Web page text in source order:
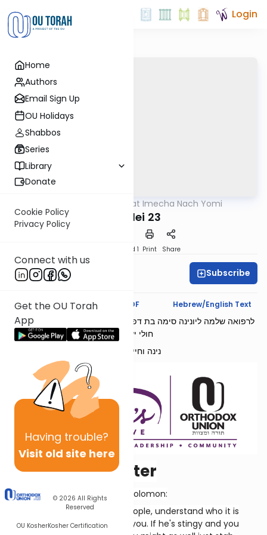
Home
Authors
Email Sign Up
OU Holidays
Shabbos
Series
Library
Donate
Cookie Policy
Privacy Policy
Connect with us
Get the OU Torah
App
Having trouble?
Visit old site here
© 2026 All Rights
Reserved
OU KosherKosher Certification
Login
Torat Imecha Nach Yomi
Mishlei 23
Speed 1 Print Share
Ruhama Welcher Subscribe
Text Synopsis Koren PDF Hebrew/English Text
לרפואה שלמה ליונינה סימה בת דפנה הינדה ולפצועי צה״ל בתוך שאר
חולי ישראל
נינה וחיים שנקר
The Morning After
More words of wisdom from Solomon:
When dining with powerful people, understand who it is
sitting across the table from you. If he's stingy and you